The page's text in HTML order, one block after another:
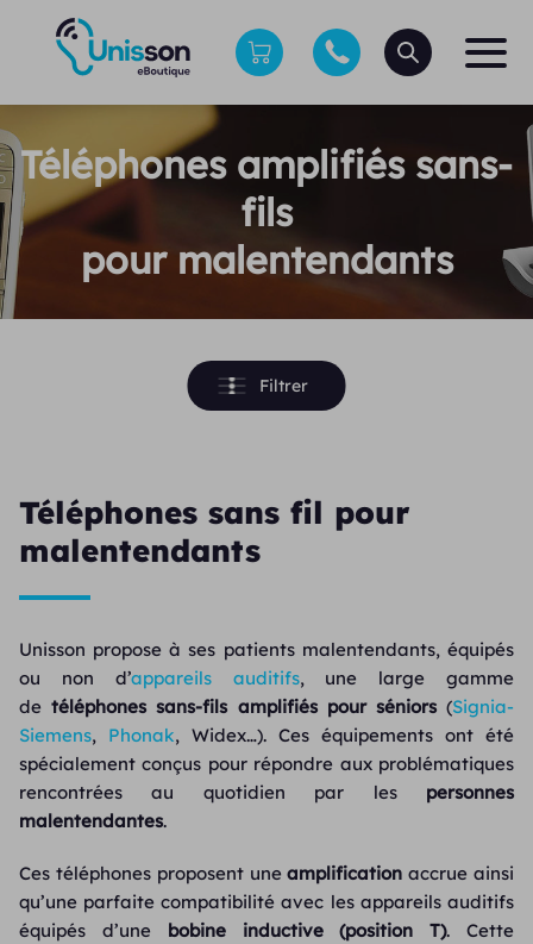
Téléphones amplifiés sans-
fils
pour malentendants
Filtrer
Téléphones sans fil pour
malentendants
Unisson propose à ses patients malentendants, équipés
ou non d’appareils auditifs, une large gamme
de téléphones sans-fils amplifiés pour séniors(Signia-
Siemens, Phonak, Widex…). Ces équipements ont été
spécialement conçus pour répondre aux problématiques
rencontrées au quotidien par les personnes
malentendantes.
Ces téléphones proposent uneamplification accrue ainsi
qu’une parfaite compatibilité avec les appareils auditifs
équipés d’une bobine inductive (position T). Cette